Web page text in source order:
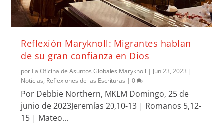
Reflexión Maryknoll: Migrantes hablan
de su gran confianza en Dios
por La Oficina de Asuntos Globales Maryknoll | Jun 23, 2023 |
Noticias, Reflexiones de las Escrituras |0
Por Debbie Northern, MKLM Domingo, 25 de
junio de 2023Jeremías 20,10-13 | Romanos 5,12-
15 | Mateo...